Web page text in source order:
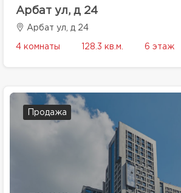
Арбат ул, д 24
Арбат ул, д 24
4 комнаты 128.3 кв.м. 6 этаж
Продажа